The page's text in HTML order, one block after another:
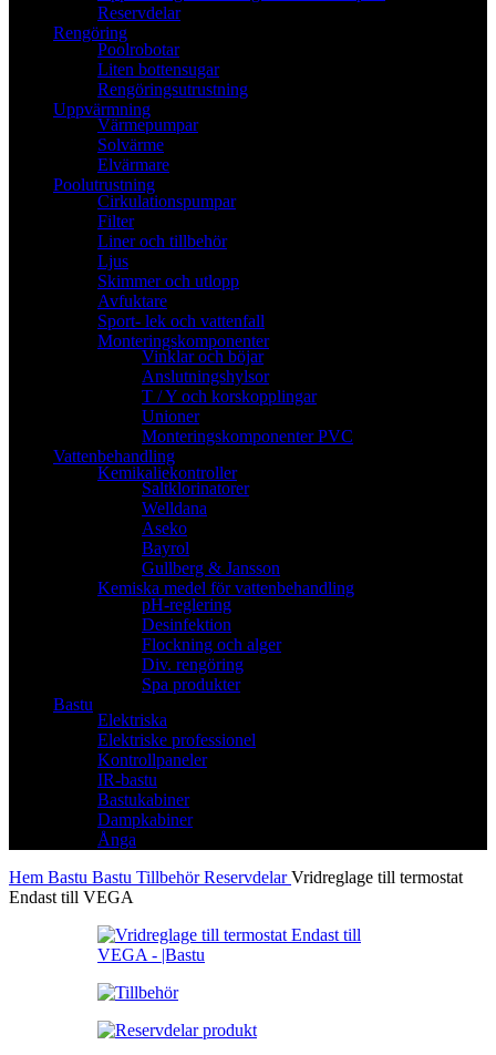
Reservdelar
Rengöring
Poolrobotar
Liten bottensugar
Rengöringsutrustning
Uppvärmning
Värmepumpar
Solvärme
Elvärmare
Poolutrustning
Cirkulationspumpar
Filter
Liner och tillbehör
Ljus
Skimmer och utlopp
Avfuktare
Sport- lek och vattenfall
Monteringskomponenter
Vinklar och böjar
Anslutningshylsor
T / Y och korskopplingar
Unioner
Monteringskomponenter PVC
Vattenbehandling
Kemikaliekontroller
Saltklorinatorer
Welldana
Aseko
Bayrol
Gullberg & Jansson
Kemiska medel för vattenbehandling
pH-reglering
Desinfektion
Flockning och alger
Div. rengöring
Spa produkter
Bastu
Elektriska
Elektriske professionel
Kontrollpaneler
IR-bastu
Bastukabiner
Dampkabiner
Ånga
Hem Bastu Bastu TillbehörReservdelarVridreglage till termostat
Endast till VEGA